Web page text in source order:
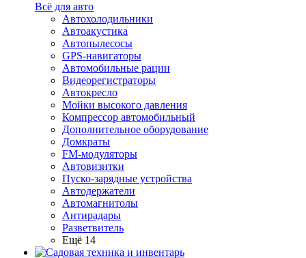
Всё для авто
Автохолодильники
Автоакустика
Автопылесосы
GPS-навигаторы
Автомобильные рации
Видеорегистраторы
Автокресло
Мойки высокого давления
Компрессор автомобильный
Дополнительное оборудование
Домкраты
FM-модуляторы
Автовизитки
Пуско-зарядные устройства
Автодержатели
Автомагнитолы
Антирадары
Разветвитель
Ещё 14